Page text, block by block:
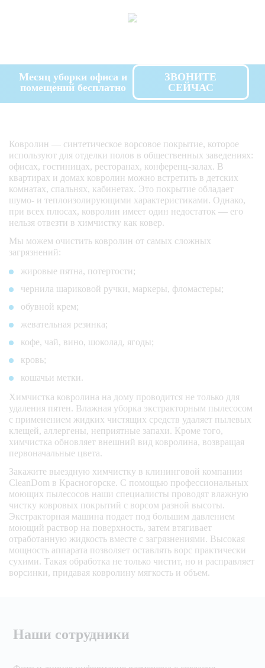
Месяц уборки офиса и
помещений бесплатно
ЗВОНИТЕ
СЕЙЧАС
Ковролин — синтетическое ворсовое покрытие, которое
используют для отделки полов в общественных заведениях:
офисах, гостиницах, ресторанах, конференц-залах. В
квартирах и домах ковролин можно встретить в детских
комнатах, спальнях, кабинетах. Это покрытие обладает
шумо- и теплоизолирующими характеристиками. Однако,
при всех плюсах, ковролин имеет один недостаток — его
нельзя отвезти в химчистку как ковер.
Мы можем очистить ковролин от самых сложных
загрязнений:
жировые пятна, потертости;
чернила шариковой ручки, маркеры, фломастеры;
обувной крем;
жевательная резинка;
кофе, чай, вино, шоколад, ягоды;
кровь;
кошачьи метки.
Химчистка ковролина на дому проводится не только для
удаления пятен. Влажная уборка экстракторным пылесосом
с применением жидких чистящих средств удаляет пылевых
клещей, аллергены, неприятные запахи. Кроме того,
химчистка обновляет внешний вид ковролина, возвращая
первоначальные цвета.
Закажите выездную химчистку в клининговой компании
CleanDom в Красногорске. С помощью профессиональных
моющих пылесосов наши специалисты проводят влажную
чистку ковровых покрытий с ворсом разной высоты.
Экстракторная машина подает под большим давлением
моющий раствор на поверхность, затем втягивает
отработанную жидкость вместе с загрязнениями. Высокая
мощность аппарата позволяет оставлять ворс практически
сухими. Такая обработка не только чистит, но и расправляет
ворсинки, придавая ковролину мягкость и объем.
Наши сотрудники